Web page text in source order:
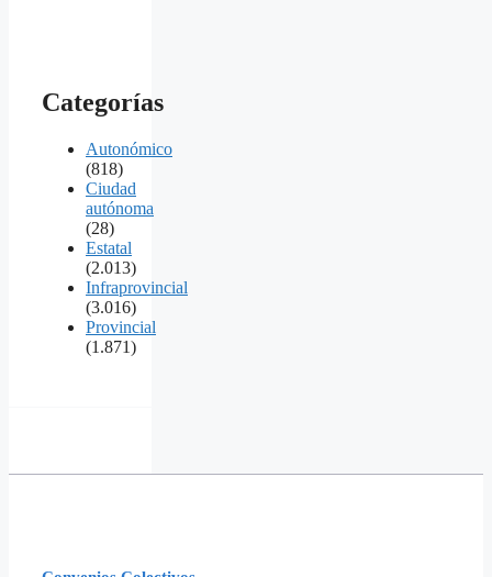
Categorías
Autonómico
(818)
Ciudad
autónoma
(28)
Estatal
(2.013)
Infraprovincial
(3.016)
Provincial
(1.871)